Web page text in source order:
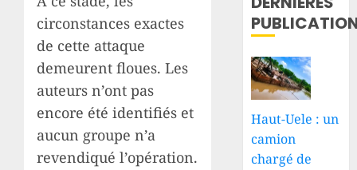
circonstances exactes
de cette attaque
demeurent floues. Les
auteurs n’ont pas
encore été identifiés et
aucun groupe n’a
revendiqué l’opération.
Haut-Uele : un
camion
chargé de